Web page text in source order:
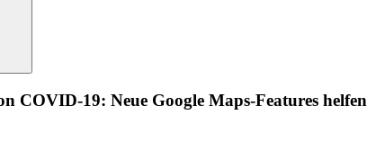
COVID-19: Neue Google Maps-Features helfen